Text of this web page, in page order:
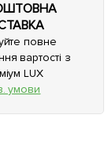
повне
вартості з
LUX
умови